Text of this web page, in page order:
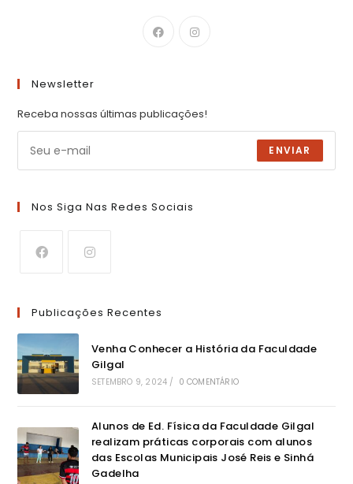
Newsletter
Receba nossas últimas publicações!
ENVIAR
Nos Siga Nas Redes Sociais
Publicações Recentes
Venha Conhecer a História da Faculdade
Gilgal
SETEMBRO 9, 2024 / 0 COMENTÁRIO
Alunos de Ed. Física da Faculdade Gilgal
realizam práticas corporais com alunos
das Escolas Municipais José Reis e Sinhá
Gadelha